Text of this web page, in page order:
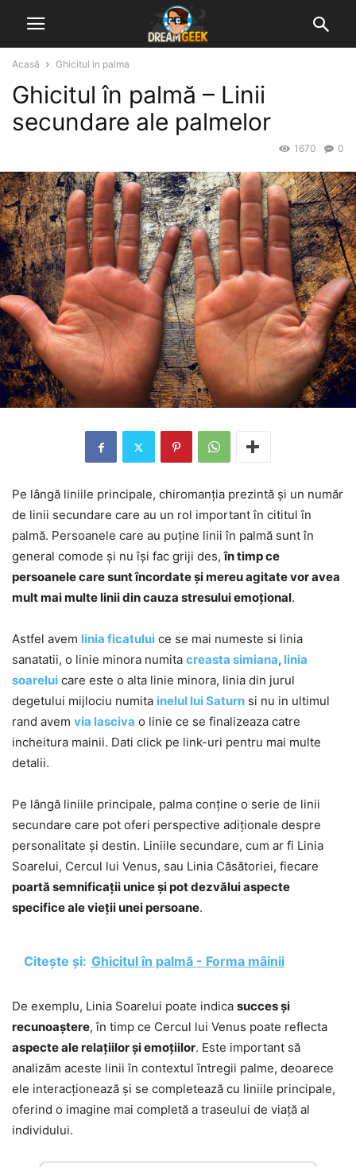
Acasă Ghicitul in palma
Ghicitul în palmă – Linii
secundare ale palmelor
0
1670
Pe lângă liniile principale, chiromanția prezintă și un număr
de linii secundare care au un rol important în cititul în
palmă. Persoanele care au puține linii în palmă sunt în
general comode și nu își fac griji des,în timp ce
persoanele care sunt încordate și mereu agitate vor avea
mult mai multe linii din cauza stresului emoțional.
Astfel avem linia ficatului ce se mai numeste si linia
sanatatii, o linie minora numita creasta simiana, linia
soarelui care este o alta linie minora, linia din jurul
degetului mijlociu numita inelul lui Saturn si nu in ultimul
rand avem via lasciva o linie ce se finalizeaza catre
incheitura mainii. Dati click pe link-uri pentru mai multe
detalii.
Pe lângă liniile principale, palma conține o serie de linii
secundare care pot oferi perspective adiționale despre
personalitate și destin. Liniile secundare, cum ar fi Linia
Soarelui, Cercul lui Venus, sau Linia Căsătoriei, fiecare
poartă semnificații unice și pot dezvălui aspecte
specifice ale vieții unei persoane.
Citește și: Ghicitul în palmă - Forma mâinii
De exemplu, Linia Soarelui poate indica succes și
recunoaștere, în timp ce Cercul lui Venus poate reflecta
aspecte ale relațiilor și emoțiilor. Este important să
analizăm aceste linii în contextul întregii palme, deoarece
ele interacționează și se completează cu liniile principale,
oferind o imagine mai completă a traseului de viață al
individului.